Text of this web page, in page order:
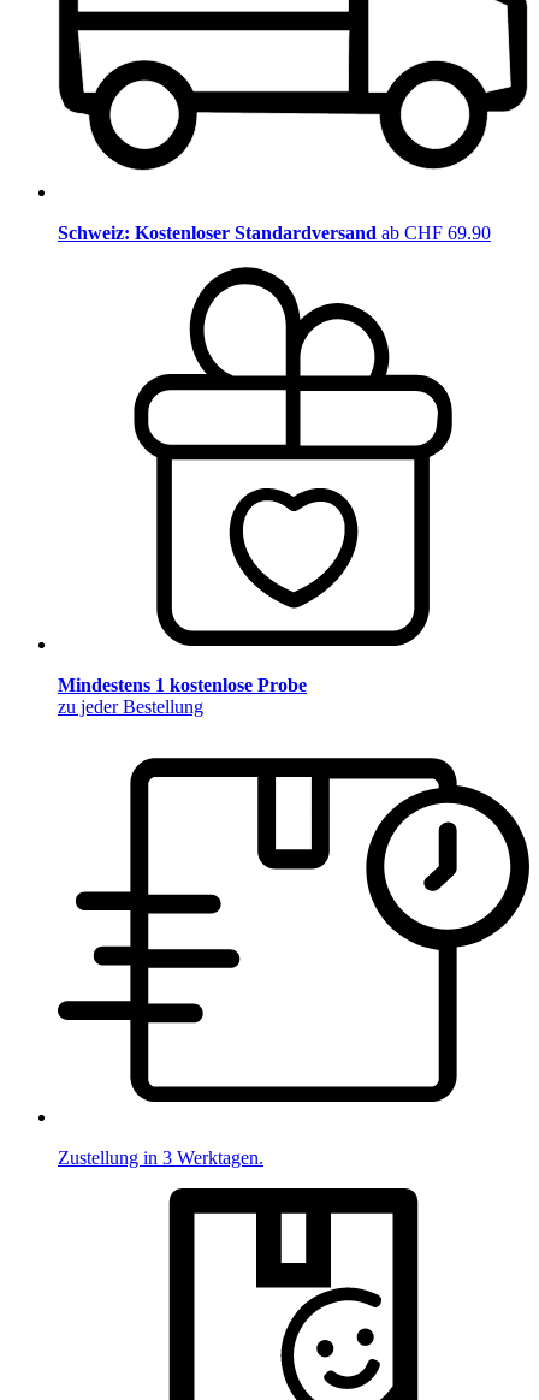
Schweiz: Kostenloser Standardversand ab CHF 69.90
Mindestens 1 kostenlose Probe
zu jeder Bestellung
Zustellung in 3 Werktagen.